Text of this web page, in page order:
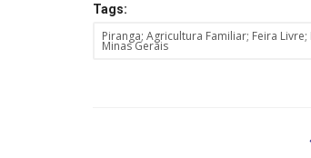
Tags:
Piranga; Agricultura Familiar; Feira
Minas Gerais